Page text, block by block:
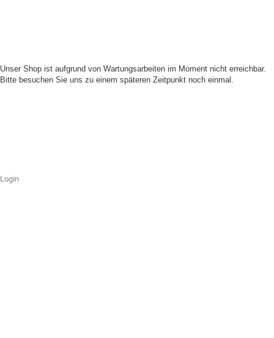
Unser Shop ist aufgrund von Wartungsarbeiten im Moment nicht erreichbar.
Bitte besuchen Sie uns zu einem späteren Zeitpunkt noch einmal.
Login